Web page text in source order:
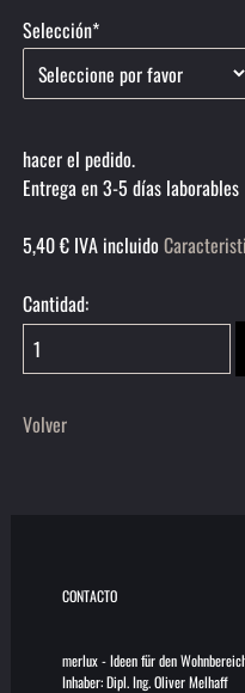
Campo
obligatorio
Selección*
hacer el pedido.
Entrega en 3-5 días laborables
5,40€IVA incluido
Cantidad:
Volver
CONTACTO
merlux-Ideen für den
Inhaber: Dipl. Ing. Oliver Melhaff